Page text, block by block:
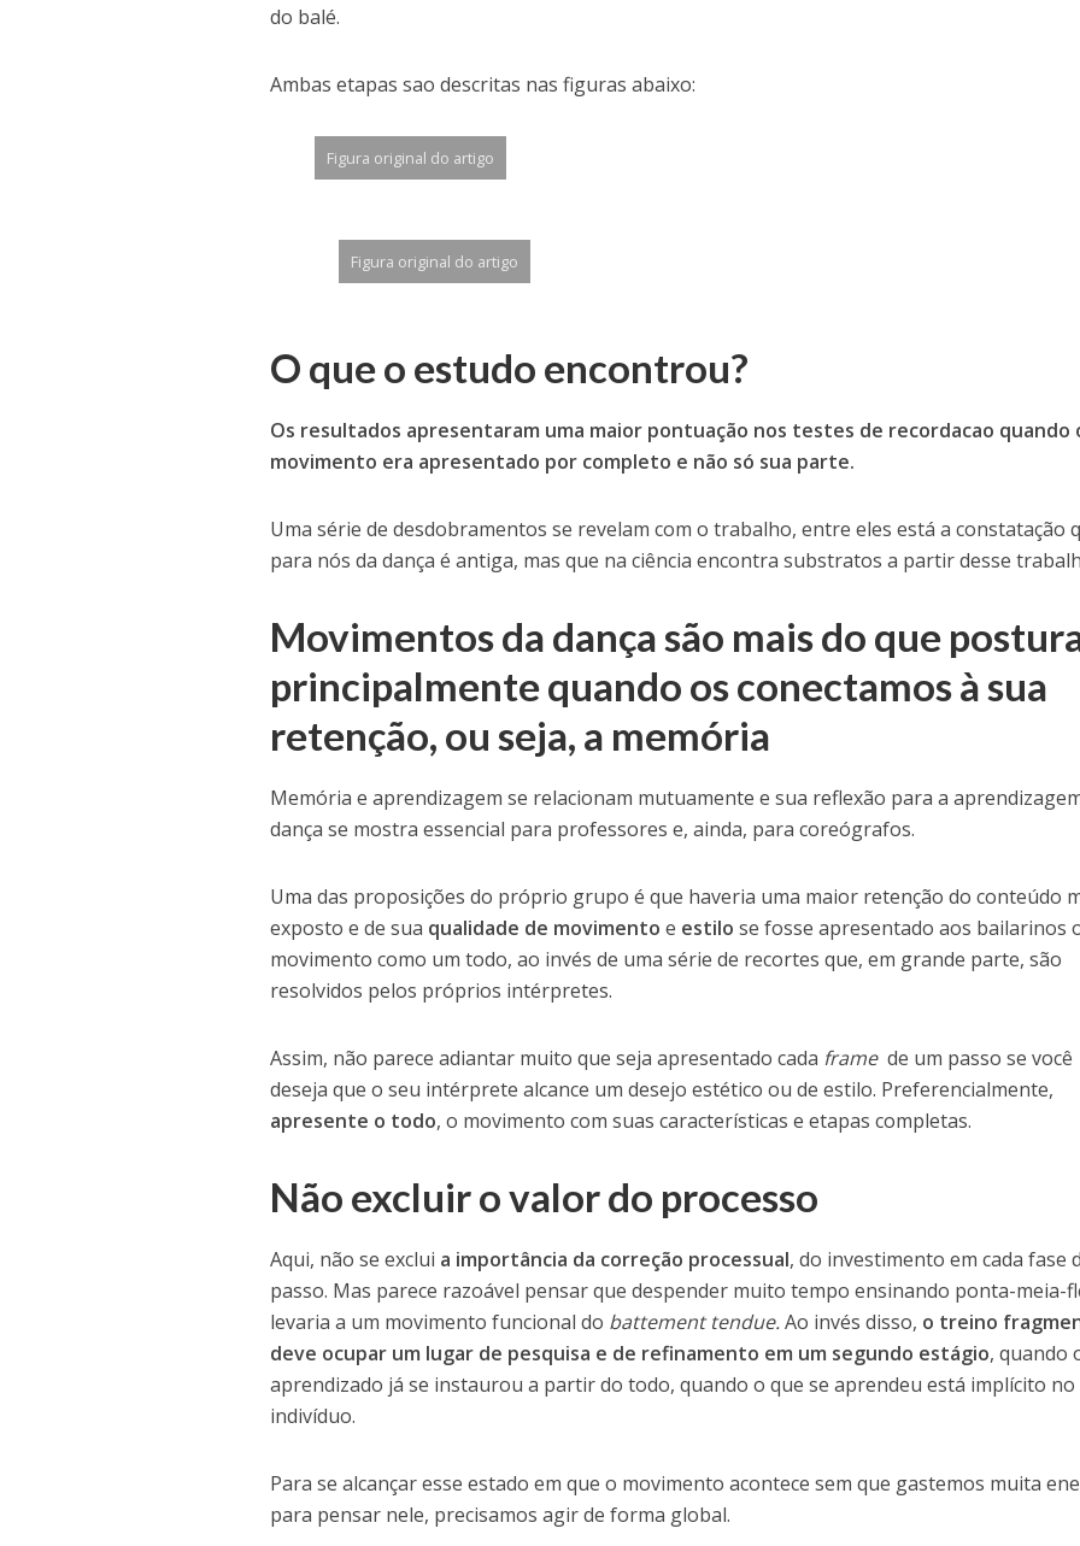
do balé.
Ambas etapas sao descritas nas figuras abaixo:
Figura original do artigo
Figura original do artigo
O que o estudo encontrou?
Os resultados apresentaram uma maior pontuação nos testes de recordacao quando
movimento era apresentado por completo e não só sua parte.
Uma série de desdobramentos se revelam com o trabalho, entre eles está a constatação
para nós da dança é antiga, mas que na ciência encontra substratos a partir desse
Movimentos da dança são mais do que
principalmente quando os conectamos à sua
retenção, ou seja, a memória
Memória e aprendizagem se relacionam mutuamente e sua reflexão para a
dança se mostra essencial para professores e, ainda, para coreógrafos.
Uma das proposições do próprio grupo é que haveria uma maior retenção do conteúdo
exposto e de sua qualidade de movimento e estilo se fosse apresentado aos bailarinos
movimento como um todo, ao invés de uma série de recortes que, em grande parte, são
resolvidos pelos próprios intérpretes.
Assim, não parece adiantar muito que seja apresentado cada frame de um passo se você
deseja que o seu intérprete alcance um desejo estético ou de estilo. Preferencialmente,
apresente o todo, o movimento com suas características e etapas completas.
Não excluir o valor do processo
Aqui, não se exclui a importância da correção processual, do investimento em cada fase
passo. Mas parece razoável pensar que despender muito tempo ensinando ponta-meia-
levaria a um movimento funcional do battement tendue.Ao invés disso, o treino
deve ocupar um lugar de pesquisa e de refinamento em um segundo estágio, quando
aprendizado já se instaurou a partir do todo, quando o que se aprendeu está implícito no
indivíduo.
Para se alcançar esse estado em que o movimento acontece sem que gastemos muita
para pensar nele, precisamos agir de forma global.